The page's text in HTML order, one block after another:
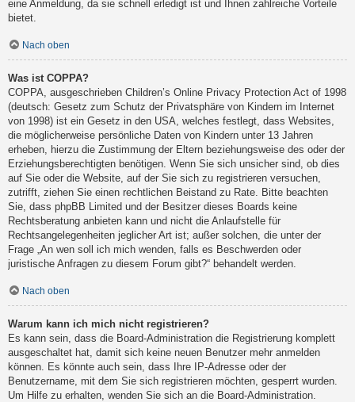
eine Anmeldung, da sie schnell erledigt ist und Ihnen zahlreiche Vorteile
bietet.
Nach oben
Was ist COPPA?
COPPA, ausgeschrieben Children’s Online Privacy Protection Act of 1998
(deutsch: Gesetz zum Schutz der Privatsphäre von Kindern im Internet
von 1998) ist ein Gesetz in den USA, welches festlegt, dass Websites,
die möglicherweise persönliche Daten von Kindern unter 13 Jahren
erheben, hierzu die Zustimmung der Eltern beziehungsweise des oder der
Erziehungsberechtigten benötigen. Wenn Sie sich unsicher sind, ob dies
auf Sie oder die Website, auf der Sie sich zu registrieren versuchen,
zutrifft, ziehen Sie einen rechtlichen Beistand zu Rate. Bitte beachten
Sie, dass phpBB Limited und der Besitzer dieses Boards keine
Rechtsberatung anbieten kann und nicht die Anlaufstelle für
Rechtsangelegenheiten jeglicher Art ist; außer solchen, die unter der
Frage „An wen soll ich mich wenden, falls es Beschwerden oder
juristische Anfragen zu diesem Forum gibt?“ behandelt werden.
Nach oben
Warum kann ich mich nicht registrieren?
Es kann sein, dass die Board-Administration die Registrierung komplett
ausgeschaltet hat, damit sich keine neuen Benutzer mehr anmelden
können. Es könnte auch sein, dass Ihre IP-Adresse oder der
Benutzername, mit dem Sie sich registrieren möchten, gesperrt wurden.
Um Hilfe zu erhalten, wenden Sie sich an die Board-Administration.